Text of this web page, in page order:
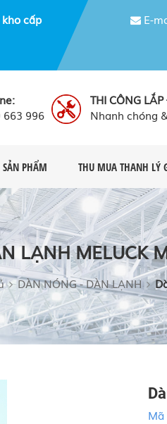
cấp E-
663 996
THI CÔNG
Nhanh chóng
PHẨM THU MUA THANH LÝ
LẠNH MELUCK
DÀN NÓNG - DÀN LẠNH
Mã